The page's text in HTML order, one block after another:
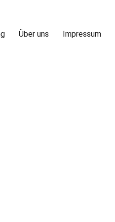
Über uns Impressum